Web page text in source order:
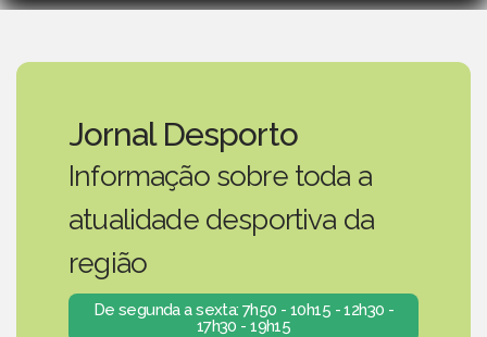
Jornal Desporto
Informação sobre toda a
atualidade desportiva da
região
De segunda a sexta: 7h50 - 10h15 - 12h30 -
17h30 - 19h15